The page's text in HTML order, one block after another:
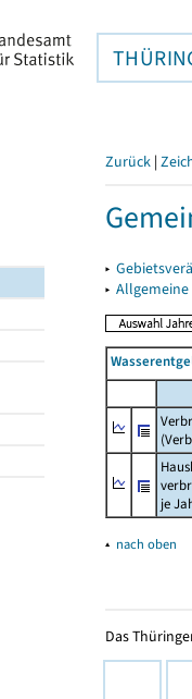
Zurück |
▸
▸
je
▴ nach oben
Das